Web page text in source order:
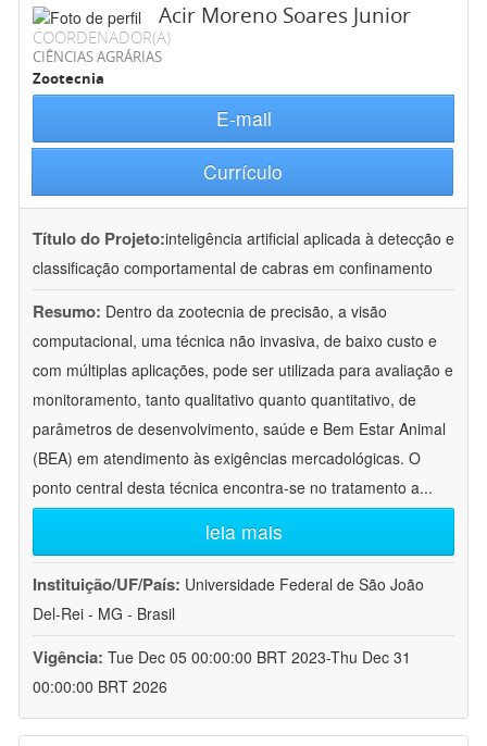
Acir Moreno Soares Junior
COORDENADOR(A)
CIÊNCIAS AGRÁRIAS
Zootecnia
E-mail
Currículo
Título do Projeto:inteligência artificial aplicada à detecção e
classificação comportamental de cabras em confinamento
Resumo: Dentro da zootecnia de precisão, a visão
computacional, uma técnica não invasiva, de baixo custo e
com múltiplas aplicações, pode ser utilizada para avaliação e
monitoramento, tanto qualitativo quanto quantitativo, de
parâmetros de desenvolvimento, saúde e Bem Estar Animal
(BEA) em atendimento às exigências mercadológicas. O
ponto central desta técnica encontra-se no tratamento a...
leia mais
Instituição/UF/País: Universidade Federal de São João
Del-Rei - MG - Brasil
Vigência: Tue Dec 05 00:00:00 BRT 2023-Thu Dec 31
00:00:00 BRT 2026